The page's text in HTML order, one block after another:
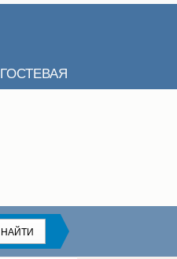
ГОСТЕВАЯ